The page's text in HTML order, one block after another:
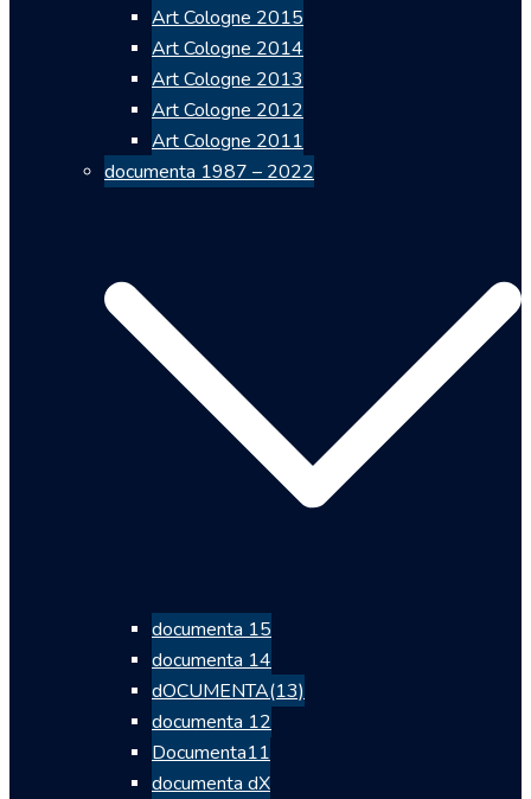
Art Cologne 2015
Art Cologne 2014
Art Cologne 2013
Art Cologne 2012
Art Cologne 2011
documenta 1987 – 2022
documenta 15
documenta 14
dOCUMENTA(13)
documenta 12
Documenta11
documenta dX